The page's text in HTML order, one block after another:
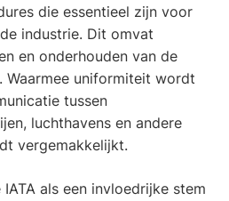
die essentieel zijn voor
industrie. Dit omvat
en onderhouden van de
Waarmee uniformiteit wordt
tussen
luchthavens en andere
vergemakkelijkt.
als een invloedrijke stem